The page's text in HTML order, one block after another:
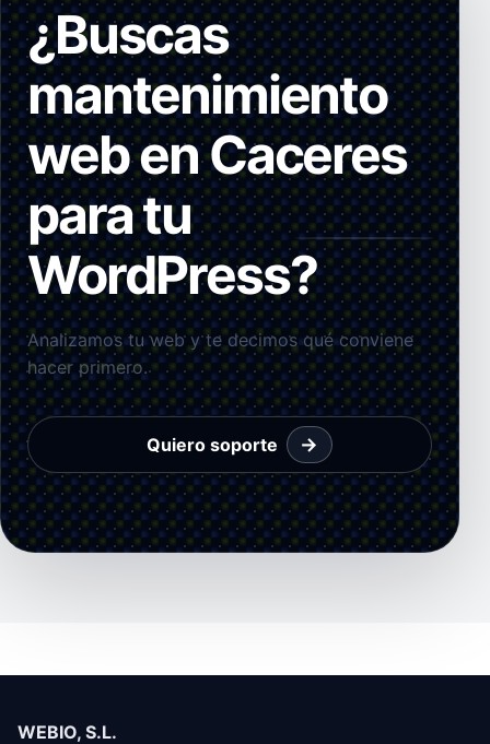
¿Buscas
mantenimiento
web en Caceres
para tu
WordPress?
Analizamos tu web y te decimos qué conviene
hacer primero.
Quiero soporte →
WEBIO, S.L.